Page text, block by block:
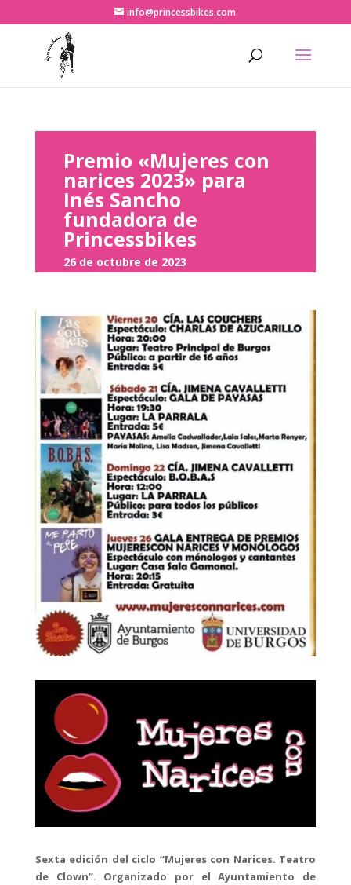
info@princessbikes.com
Premio «Mujeres con
narices 2023» para
Inés Sancho
fundadora de
Princessbikes
26 de octubre de 2023
Sexta edición del ciclo “Mujeres con Narices. Teatro
de Clown”. Organizado por el Ayuntamiento de